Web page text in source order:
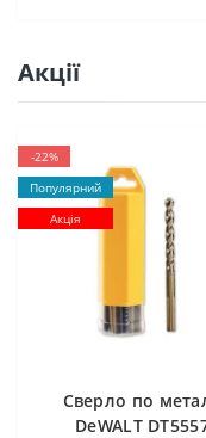
Акції
-22%
Популярний
Акція
Cверлo по
DeWALT